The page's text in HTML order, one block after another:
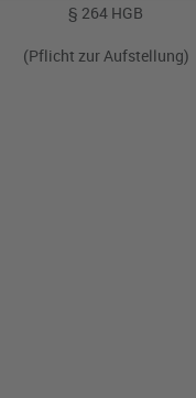
§ 264 HGB
(Pflicht zur Aufstellung)